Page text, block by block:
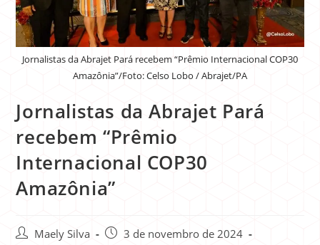
Jornalistas da Abrajet Pará recebem “Prêmio Internacional COP30
Amazônia”/Foto: Celso Lobo / Abrajet/PA
Jornalistas da Abrajet Pará
recebem “Prêmio
Internacional COP30
Amazônia”
Maely Silva
3 de novembro de 2024